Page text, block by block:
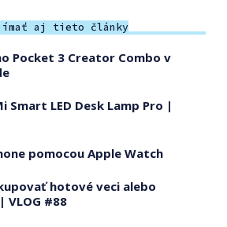
aj tieto články
Pocket 3 Creator Combo v
Smart LED Desk Lamp Pro |
pomocou Apple Watch
hotové veci alebo
#88